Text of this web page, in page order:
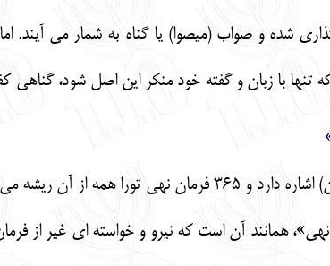
شده و صواب (ميصوا) يا گناه به شمار مي آيند.
تنها با زبان و گفته خود منكر اين اصل شود، گناهي
اين فرمان بر منع شرك و بت پرستي (به هر شكل ممكن) اشاره
همانند آن است كه نيرو و خواسته اي غير از